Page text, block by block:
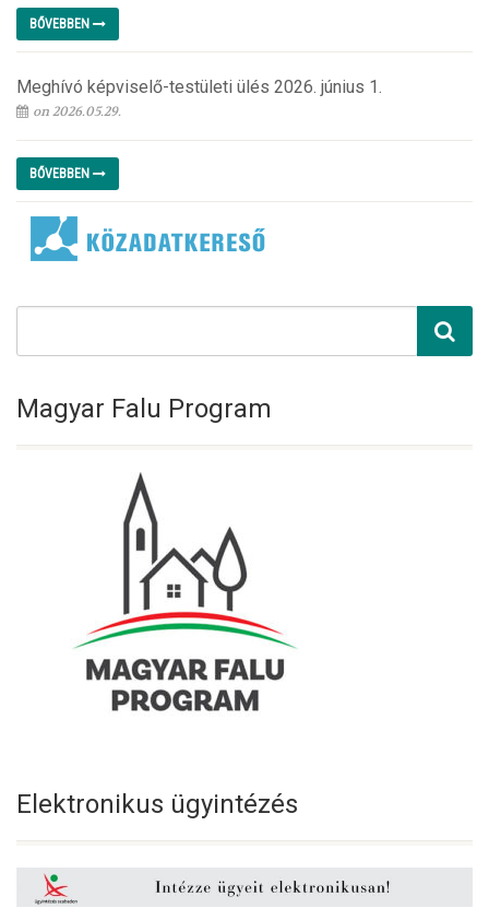
BŐVEBBEN
Meghívó képviselő-testületi ülés 2026. június 1.
on 2026.05.29.
BŐVEBBEN
Magyar Falu Program
Elektronikus ügyintézés